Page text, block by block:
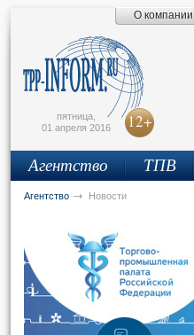
О компании
пятница,
01 апреля 2016
12+
Агентство ТПВ
Агентство Новости